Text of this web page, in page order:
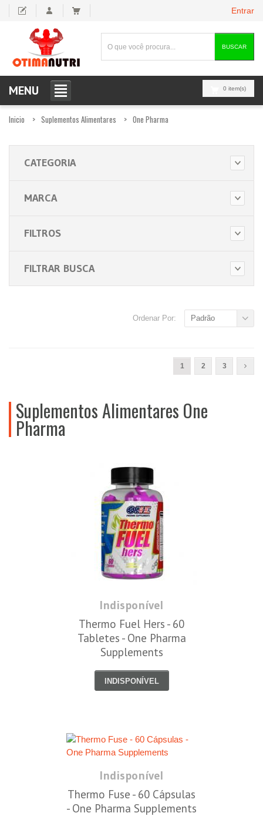
Entrar
BUSCAR
0 item(s)
MENU
Inicio Suplementos Alimentares One Pharma
CATEGORIA
MARCA
FILTROS
FILTRAR BUSCA
Ordenar Por: Padrão
1 2 3
Suplementos Alimentares One
Pharma
Indisponível
Thermo Fuel Hers - 60
Tabletes - One Pharma
Supplements
INDISPONÍVEL
Indisponível
Thermo Fuse - 60 Cápsulas
- One Pharma Supplements